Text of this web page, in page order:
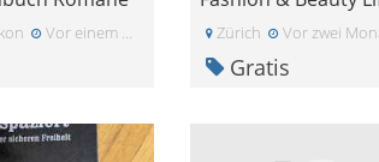
Vor einem Monat Zürich Vor zwei
Gratis